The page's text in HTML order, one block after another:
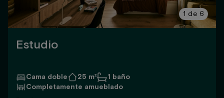
1 de 6
Estudio
Cama doble 25 m²
1 baño
Completamente amueblado